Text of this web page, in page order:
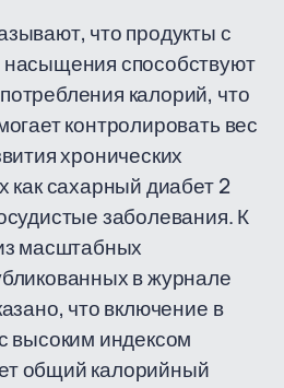
что продукты с
способствуют
калорий, что
контролировать вес
хронических
как сахарный диабет 2
заболевания. К
масштабных
в журнале
что включение в
высоким индексом
общий калорийный